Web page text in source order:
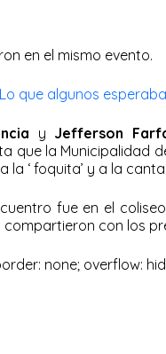
en el mismo evento.
que algunos
y Jefferson
que la Municipalidad
la ‘ foquita’ y a la
fue en el
con los
none; overflow: